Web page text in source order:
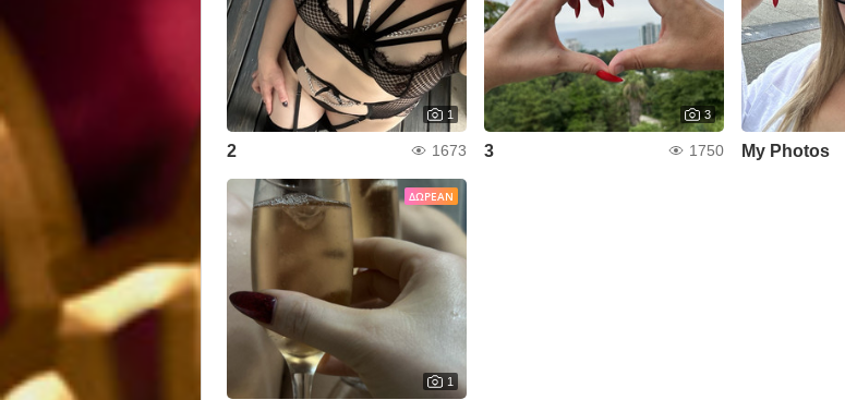
1
2 1673
3
3 1750 My Photos
ΔΩΡΕΆΝ
1